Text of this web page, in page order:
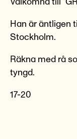
Välkomna till
Han är äntligen
Stockholm.
Räkna med rå
tyngd.
17-20